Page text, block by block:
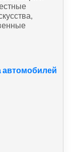
автомобилей